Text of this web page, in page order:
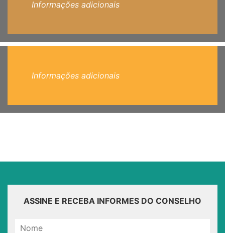
Informações adicionais
Informações adicionais
ASSINE E RECEBA INFORMES DO CONSELHO